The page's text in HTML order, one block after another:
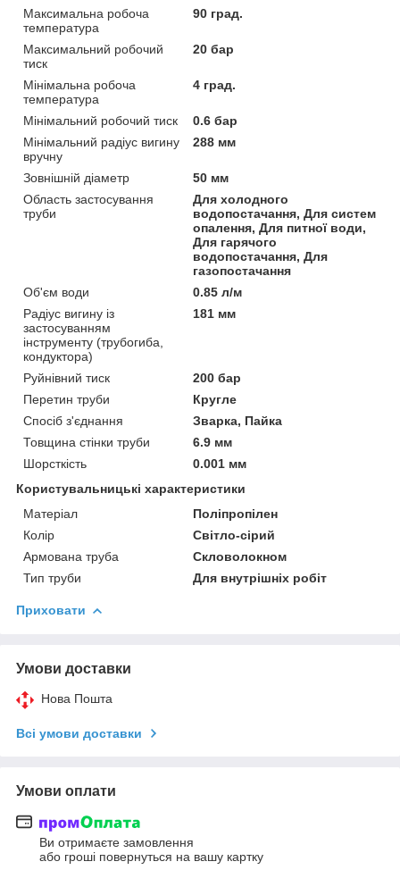
Максимальна робоча
температура
90 град.
Максимальний робочий
тиск
20 бар
Мінімальна робоча
температура
4 град.
Мінімальний робочий тиск
0.6 бар
Мінімальний радіус вигину
вручну
288 мм
Зовнішній діаметр
50 мм
Область застосування
труби
Для холодного
водопостачання, Для систем
опалення, Для питної води,
Для гарячого
водопостачання, Для
газопостачання
Об'єм води
0.85 л/м
Радіус вигину із
застосуванням
інструменту (трубогиба,
кондуктора)
181 мм
Руйнівний тиск
200 бар
Перетин труби
Кругле
Спосіб з'єднання
Зварка, Пайка
Товщина стінки труби
6.9 мм
Шорсткість
0.001 мм
Користувальницькі характеристики
Матеріал
Поліпропілен
Колір
Світло-сірий
Армована труба
Скловолокном
Тип труби
Для внутрішніх робіт
Приховати
Умови доставки
Нова Пошта
Всі умови доставки
Умови оплати
Ви отримаєте замовлення
або гроші повернуться на вашу картку